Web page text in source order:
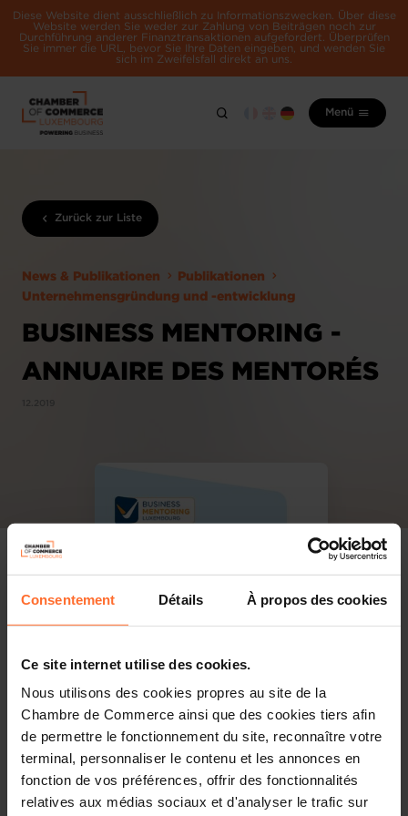
Consentement Détails À propos des cookies
Ce site internet utilise des cookies.
Nous utilisons des cookies propres au site de la
Chambre de Commerce ainsi que des cookies tiers afin
de permettre le fonctionnement du site, reconnaître votre
terminal, personnaliser le contenu et les annonces en
fonction de vos préférences, offrir des fonctionnalités
relatives aux médias sociaux et d'analyser le trafic sur
Diese Website dient ausschließlich zu Informationszwecken. Über diese
Website werden Sie weder zur Zahlung von Beiträgen noch zur
Durchführung anderer Finanztransaktionen aufgefordert. Überprüfen
Sie immer die URL, bevor Sie Ihre Daten eingeben, und wenden Sie
sich im Zweifelsfall direkt an uns.
Menü
Zurück zur Liste
News & Publikationen
Publikationen
Unternehmensgründung und -entwicklung
BUSINESS MENTORING -
ANNUAIRE DES MENTORÉS